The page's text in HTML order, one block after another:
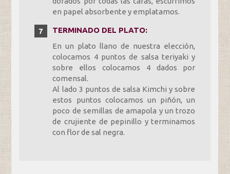
en papel absorbente y emplatamos.
TERMINADO DEL PLATO:
En un plato llano de nuestra elección,
colocamos 4 puntos de salsa teriyaki y
sobre ellos colocamos 4 dados por
comensal.
Al lado 3 puntos de salsa Kimchi y sobre
estos puntos colocamos un piñón, un
poco de semillas de amapola y un trozo
de crujiente de pepinillo y terminamos
con flor de sal negra.